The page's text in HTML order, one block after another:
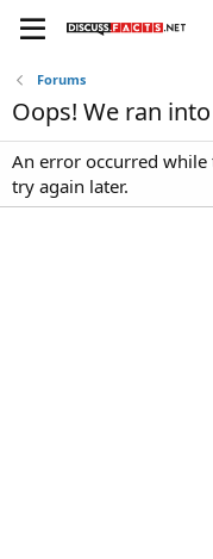
Forums
Oops! We ran
An error occurred while
try again later.